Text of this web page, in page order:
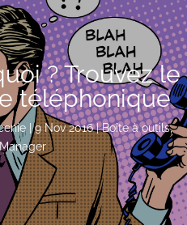
? Trouvez le
téléphonique
|9 Nov 2016|Boîte à outils,